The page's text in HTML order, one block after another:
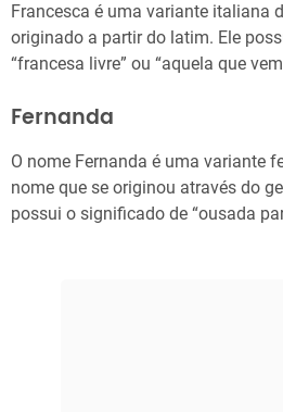
Francesca é uma variante italiana
originado a partir do latim. Ele
“francesa livre” ou “aquela que
Fernanda
O nome Fernanda é uma variante
nome que se originou através do
possui o significado de “ousada